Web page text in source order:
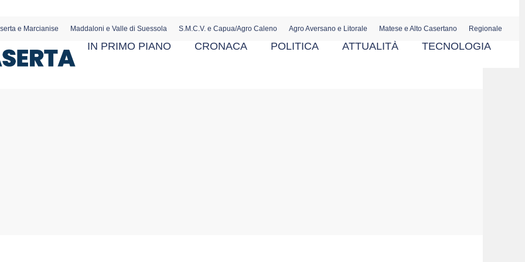
e Marcianise Maddaloni e Valle di Suessola S.M.C.V. e Capua/Agro Caleno Agro Aversano e Litorale Matese e Alto Casertano Regionale
IN PRIMO PIANO CRONACA POLITICA ATTUALITÀ TECNOLOGIA